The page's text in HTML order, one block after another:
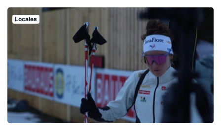
Locales